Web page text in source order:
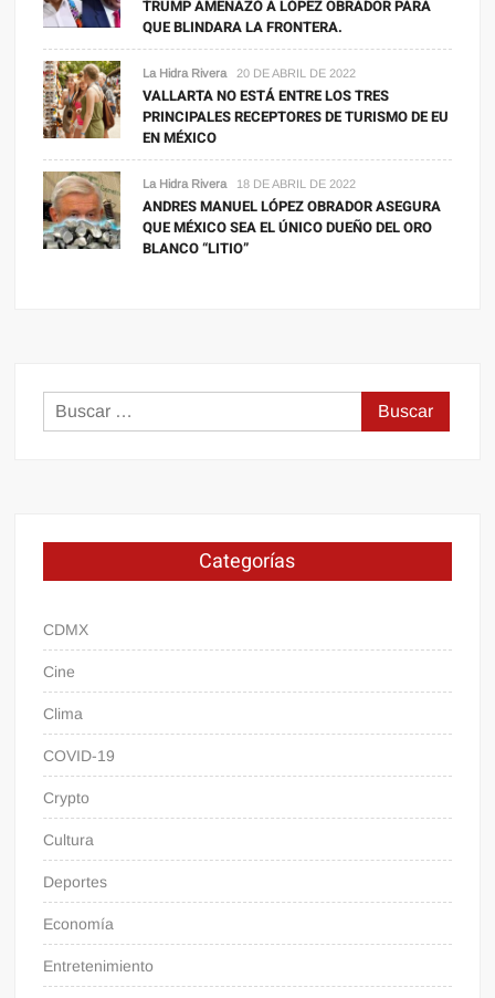
TRUMP AMENAZÓ A LÓPEZ OBRADOR PARA
QUE BLINDARA LA FRONTERA.
La Hidra Rivera 20 DE ABRIL DE 2022
VALLARTA NO ESTÁ ENTRE LOS TRES
PRINCIPALES RECEPTORES DE TURISMO DE EU
EN MÉXICO
La Hidra Rivera 18 DE ABRIL DE 2022
ANDRES MANUEL LÓPEZ OBRADOR ASEGURA
QUE MÉXICO SEA EL ÚNICO DUEÑO DEL ORO
BLANCO “LITIO”
Buscar:
Categorías
CDMX
Cine
Clima
COVID-19
Crypto
Cultura
Deportes
Economía
Entretenimiento